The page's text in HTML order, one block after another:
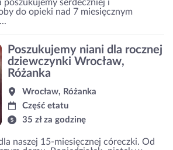
serdeczniej i
do opieki nad 7 miesięcznym
Poszukujemy niani dla rocznej
dziewczynki Wrocław,
Różanka
Wrocław, Różanka
Część etatu
35 zł za godzinę
naszej 15-miesięcznej córeczki. Od